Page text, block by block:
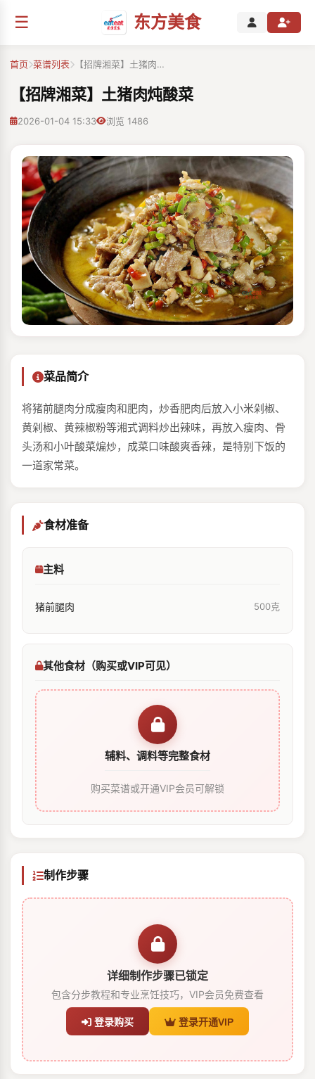
☰ 东方美食
首页 菜谱列表 【招牌湘菜】土猪肉…
【招牌湘菜】土猪肉炖酸菜
2026-01-04 15:33 浏览 1486
菜品简介
将猪前腿肉分成瘦肉和肥肉，炒香肥肉后放入小米剁椒、
黄剁椒、黄辣椒粉等湘式调料炒出辣味，再放入瘦肉、骨
头汤和小叶酸菜煸炒，成菜口味酸爽香辣，是特别下饭的
一道家常菜。
食材准备
主料
猪前腿肉 500克
其他食材（购买或VIP可见）
辅料、调料等完整食材
购买菜谱或开通VIP会员可解锁
制作步骤
详细制作步骤已锁定
包含分步教程和专业烹饪技巧，VIP会员免费查看
登录购买 登录开通VIP